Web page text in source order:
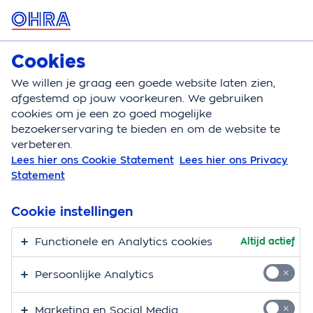
MENU
Hondenverzekering
Hondenverzekering Vakantie en op reis
Cookies
We willen je graag een goede website laten zien,
afgestemd op jouw voorkeuren. We gebruiken
cookies om je een zo goed mogelijke
bezoekerservaring te bieden en om de website te
verbeteren.
Lees hier ons Cookie Statement Lees hier ons Privacy
Statement
Cookie instellingen
Functionele en Analytics cookies Altijd actief
Persoonlijke Analytics
Marketing en Social Media